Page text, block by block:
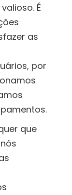
É
as
por
que